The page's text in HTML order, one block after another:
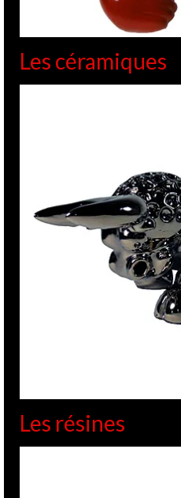
Les céramiques
Les résines